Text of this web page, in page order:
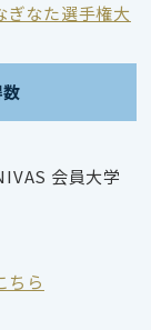
ぎなた選手権大
会員大学
ちら